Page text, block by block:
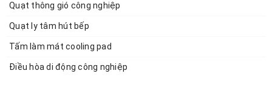
Quạt thông gió công nghiệp
Quạt ly tâm hút bếp
Tấm làm mát cooling pad
Điều hòa di động công nghiệp